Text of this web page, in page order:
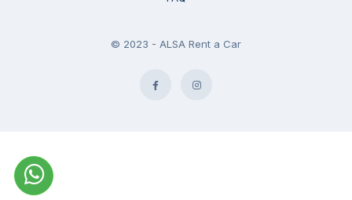
© 2023 - ALSA Rent a Car